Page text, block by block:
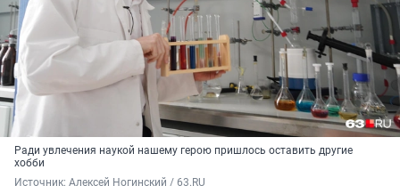
Ради увлечения наукой нашему герою пришлось оставить другие
хобби
Источник: Алексей Ногинский / 63.RU